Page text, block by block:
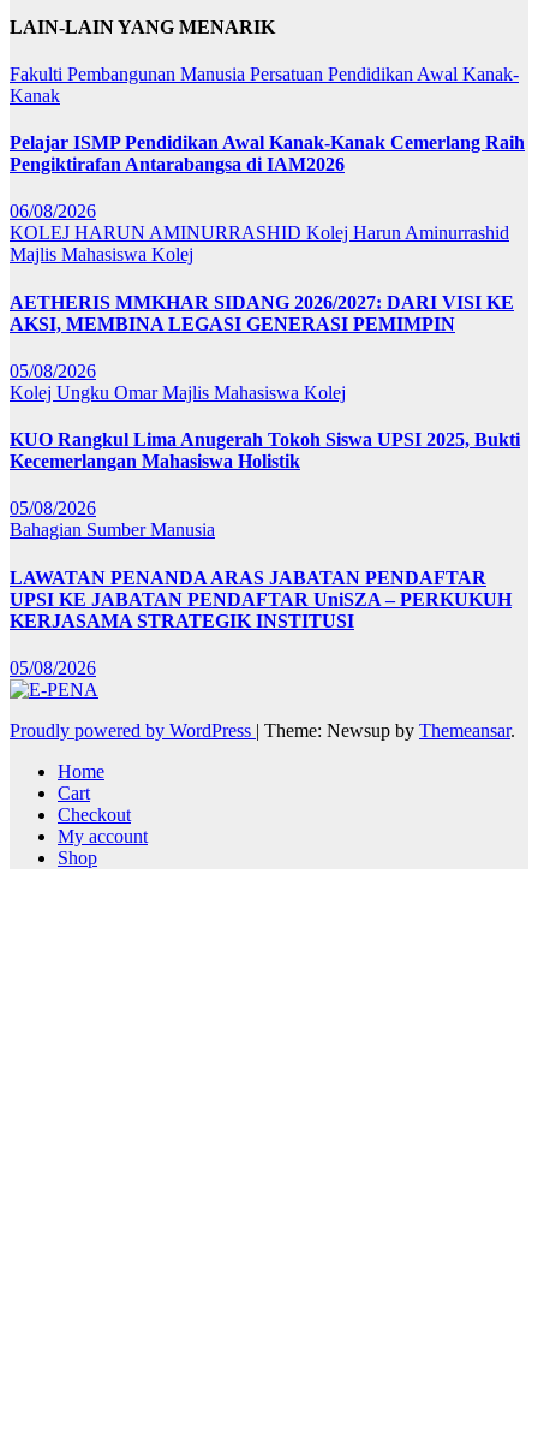
LAIN-LAIN YANG MENARIK
Fakulti Pembangunan Manusia Persatuan Pendidikan Awal Kanak-
Kanak
Pelajar ISMP Pendidikan Awal Kanak-Kanak Cemerlang Raih
Pengiktirafan Antarabangsa di IAM2026
06/08/2026
KOLEJ HARUN AMINURRASHID Kolej Harun Aminurrashid
Majlis Mahasiswa Kolej
AETHERIS MMKHAR SIDANG 2026/2027: DARI VISI KE
AKSI, MEMBINA LEGASI GENERASI PEMIMPIN
05/08/2026
Kolej Ungku OmarMajlis Mahasiswa Kolej
KUO Rangkul Lima Anugerah Tokoh Siswa UPSI 2025, Bukti
Kecemerlangan Mahasiswa Holistik
05/08/2026
Bahagian Sumber Manusia
LAWATAN PENANDA ARAS JABATAN PENDAFTAR
UPSI KE JABATAN PENDAFTAR UniSZA – PERKUKUH
KERJASAMA STRATEGIK INSTITUSI
05/08/2026
Proudly powered by WordPress | Theme: Newsup by Themeansar.
Home
Cart
Checkout
My account
Shop